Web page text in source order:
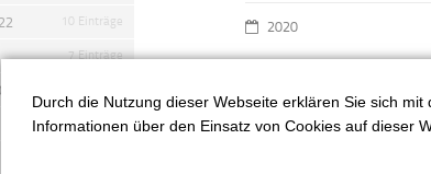
2020
11 Schulstarterpaket
10 Einträge
7 Einträge
4 Einträge
Durch die Nutzung dieser Webseite erklären Sie sich
Informationen über den Einsatz von Cookies auf dieser